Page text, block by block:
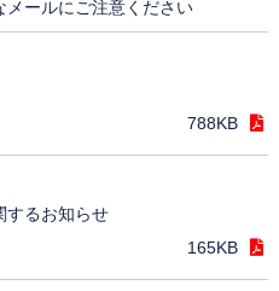
メールにご注意ください
788KB
するお知らせ
165KB